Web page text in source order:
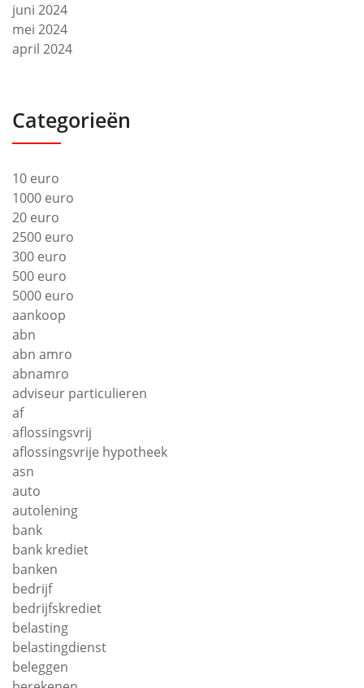
juni 2024
mei 2024
april 2024
Categorieën
10 euro
1000 euro
20 euro
2500 euro
300 euro
500 euro
5000 euro
aankoop
abn
abn amro
abnamro
adviseur particulieren
af
aflossingsvrij
aflossingsvrije hypotheek
asn
auto
autolening
bank
bank krediet
banken
bedrijf
bedrijfskrediet
belasting
belastingdienst
beleggen